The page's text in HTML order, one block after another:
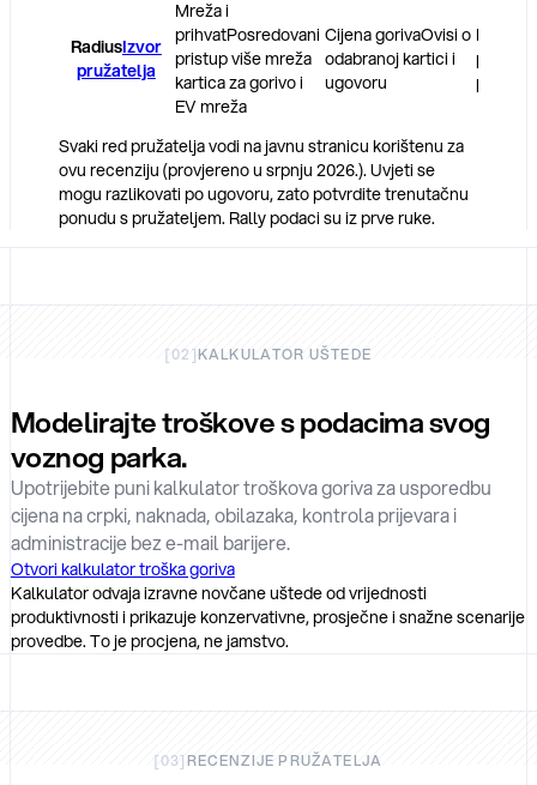
RadiusIzvor
pružatelja
Mreža i
prihvatPosredovani
pristup više mreža
kartica za gorivo i
EV mreža
Cijena gorivaOvisi o
odabranoj kartici i
ugovoru
po
paketu
Svaki red pružatelja vodi na javnu stranicu korištenu za
ovu recenziju (provjereno u srpnju 2026.). Uvjeti se
mogu razlikovati po ugovoru, zato potvrdite trenutačnu
ponudu s pružateljem. Rally podaci su iz prve ruke.
[02]KALKULATOR UŠTEDE
Modelirajte troškove s podacima svog
voznog parka.
Upotrijebite puni kalkulator troškova goriva za usporedbu
cijena na crpki, naknada, obilazaka, kontrola prijevara i
administracije bez e-mail barijere.
Otvori kalkulator troška goriva
Kalkulator odvaja izravne novčane uštede od vrijednosti
produktivnosti i prikazuje konzervativne, prosječne i snažne scenarije
provedbe. To je procjena, ne jamstvo.
[03]RECENZIJE PRUŽATELJA